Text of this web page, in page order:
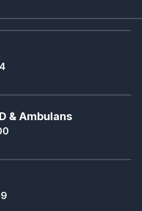
& Ambulans